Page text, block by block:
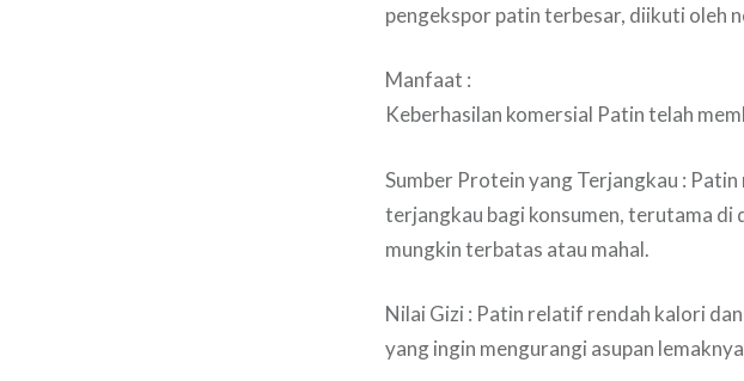
pengekspor patin terbesar, diikuti oleh
Manfaat :
Keberhasilan komersial Patin telah
Sumber Protein yang Terjangkau :
terjangkau bagi konsumen, terutama di
mungkin terbatas atau mahal.
Nilai Gizi : Patin relatif rendah kalori
yang ingin mengurangi asupan